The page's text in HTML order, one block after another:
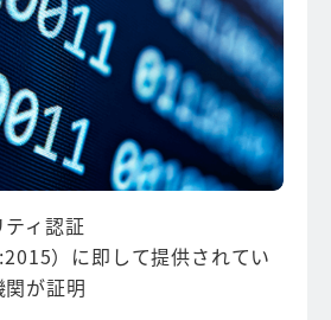
ィ認証
）に即して提供されてい
が証明